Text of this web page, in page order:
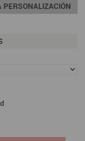
PERSONALIZACIÓN